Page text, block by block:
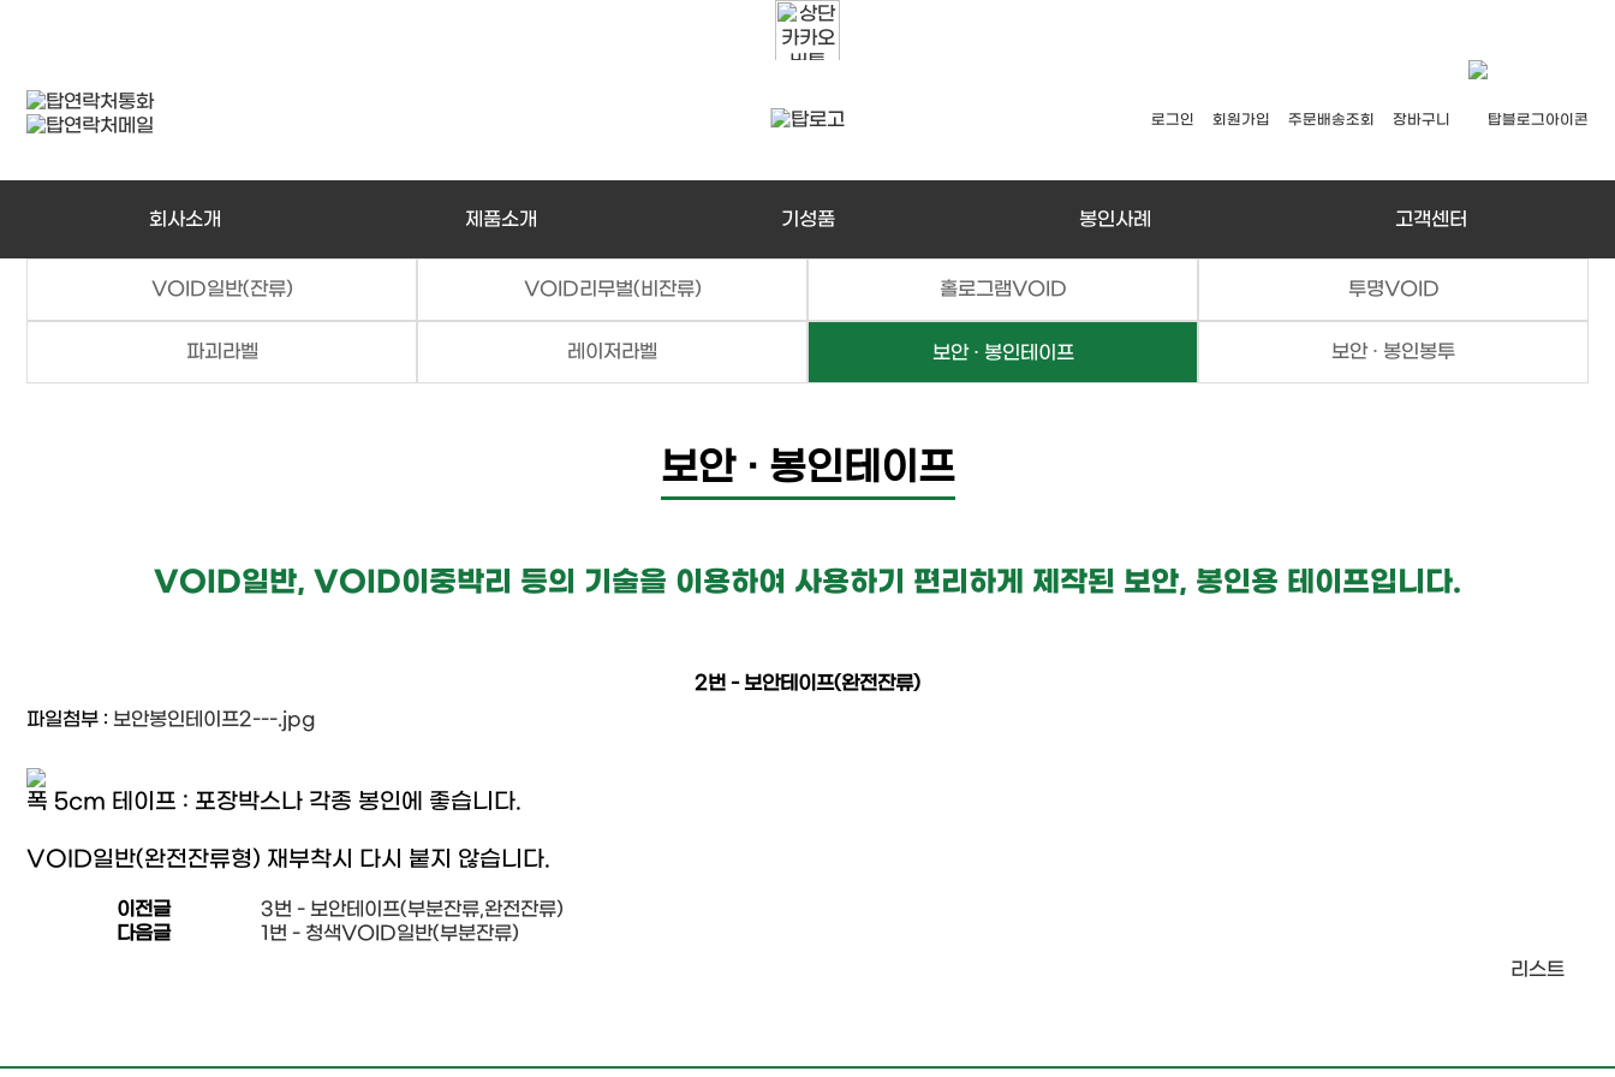
로그인 회원가입 주문배송조회 장바구니
회사소개 제품소개 기성품 봉인사례 고객센터
VOID일반(잔류) VOID리무벌(비잔류) 홀로그램VOID 투명VOID
파괴라벨 레이저라벨 보안 · 봉인테이프 보안 · 봉인봉투
보안 · 봉인테이프
VOID일반, VOID이중박리 등의 기술을 이용하여 사용하기 편리하게 제작된 보안, 봉인용 테이프입니다.
2번 - 보안테이프(완전잔류)
파일첨부 : 보안봉인테이프2---.jpg
폭 5cm 테이프 : 포장박스나 각종 봉인에 좋습니다.
VOID일반(완전잔류형) 재부착시 다시 붙지 않습니다.
이전글
3번 - 보안테이프(부분잔류,완전잔류)
다음글
1번 - 청색VOID일반(부분잔류)
리스트